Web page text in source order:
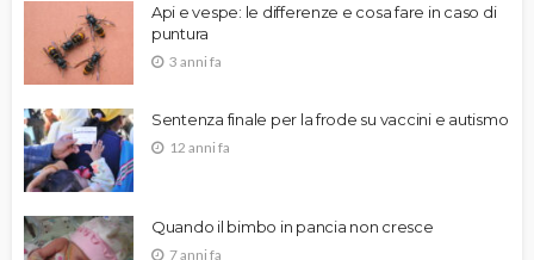
Api e vespe: le differenze e cosa fare in caso di
puntura
3 anni fa
Sentenza finale per la frode su vaccini e autismo
12 anni fa
Quando il bimbo in pancia non cresce
7 anni fa